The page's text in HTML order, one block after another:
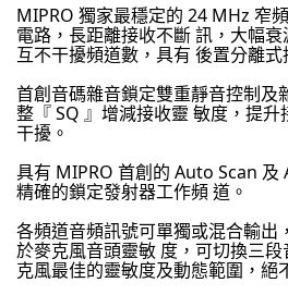
MIPRO 獨家最穩定的 24 MHz 窄
電路，長距離接收不斷 訊，大幅
互不干擾頻道數，具有 後置分離式
首創音碼雜音鎖定雙重靜音控制及
整『 SQ 』增減接收靈 敏度，提
干擾。
具有 MIPRO 首創的 Auto Scan 及
精確的鎖定發射器工作頻 道。
各頻道音頻訊號可單獨或混合輸出
於麥克風音頭靈敏 度，可切換三
克風最佳的靈敏度及動態範圍，絕